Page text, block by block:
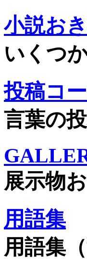
小説お
いくつ
投稿コ
言葉の
展示物
用語集
用語集